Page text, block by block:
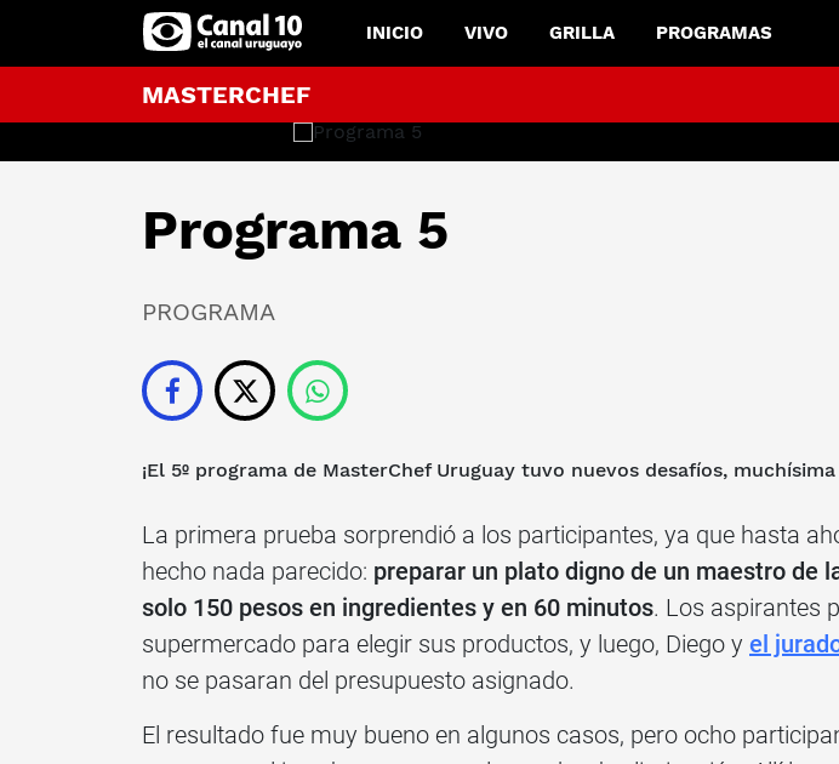
INICIO VIVO GRILLA PROGRAMAS
MASTERCHEF
Programa 5
PROGRAMA
¡El 5º programa de MasterChef Uruguay tuvo nuevos desafíos,
La primera prueba sorprendió a los participantes, ya que hasta
hecho nada parecido: preparar un plato digno de un maestro de
solo 150 pesos en ingredientes y en 60 minutos. Los aspirantes
supermercado para elegir sus productos, y luego, Diego y el
no se pasaran del presupuesto asignado.
El resultado fue muy bueno en algunos casos, pero ocho